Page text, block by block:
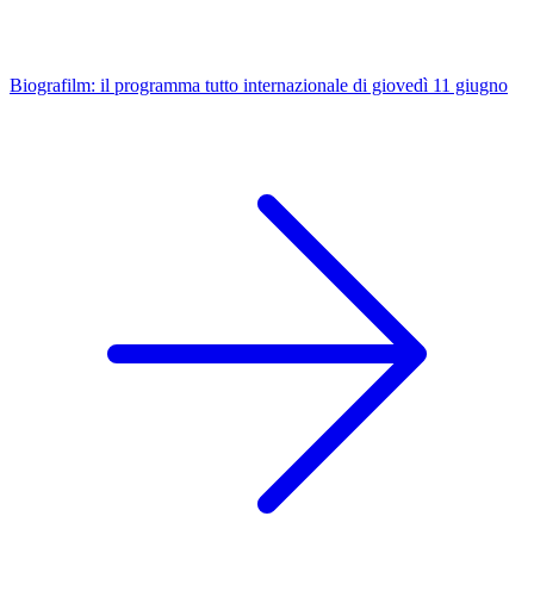
Biografilm: il programma tutto internazionale di giovedì 11 giugno